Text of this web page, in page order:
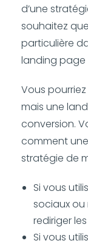
d’une
souhaitez
particulière
landing page
Vous
mais une
conversion.
comment
stratégie de
Si vous
sociaux ou
rediriger
Si vous